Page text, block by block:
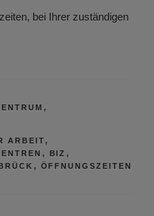
bei Ihrer zuständigen
,
ARBEIT ,
, BIZ ,
, ÖFFNUNGSZEITEN